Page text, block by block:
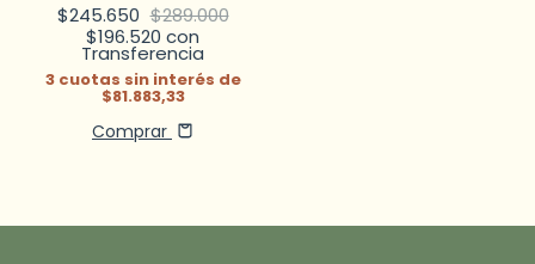
$245.650 $289.000
$196.520 con
Transferencia
3 cuotas sin interés de
$81.883,33
Comprar